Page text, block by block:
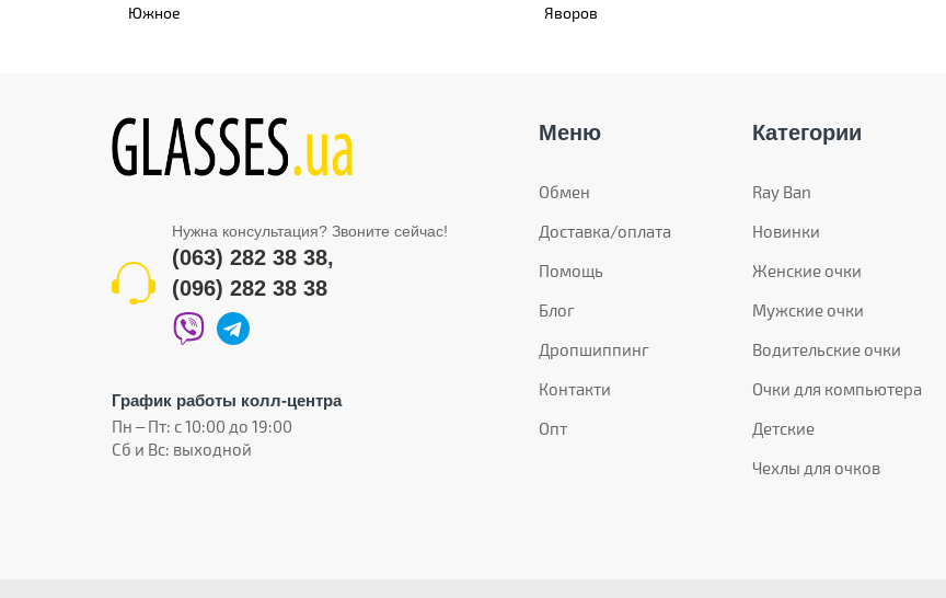
Южное
Яворов
Нужна консультация? Звоните сейчас!
(063) 282 38 38,
(096) 282 38 38
График работы колл-центра
Пн – Пт: с 10:00 до 19:00
Сб и Вс: выходной
Меню
Обмен
Доставка/оплата
Помощь
Блог
Дропшиппинг
Контакти
Опт
Категории
Ray Ban
Новинки
Женские очки
Мужские очки
Водительские очки
Очки для компьютера
Детские
Чехлы для очков